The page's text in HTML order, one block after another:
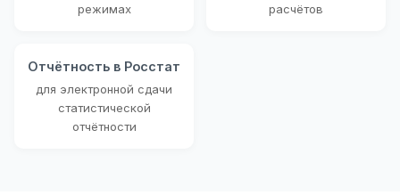
режимах
расчётов
Отчётность в Росстат
для электронной сдачи
статистической
отчётности